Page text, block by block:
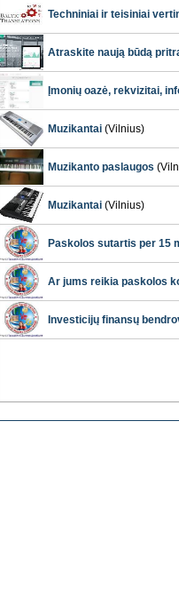
Techniniai ir teisiniai
Atraskite naują būdą
Įmonių oazė, rekvizitai,
Muzikantai (Vilnius)
Muzikanto paslaugos
Muzikantai (Vilnius)
Paskolos sutartis per 15
Ar jums reikia paskolos
Investicijų finansų